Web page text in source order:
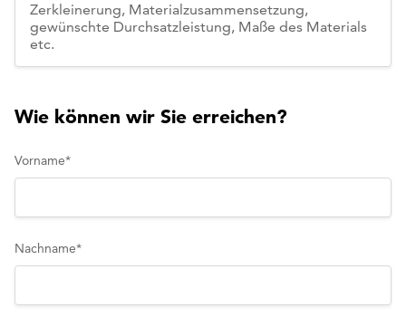
Wie können wir Sie erreichen?
Vorname*
Nachname*